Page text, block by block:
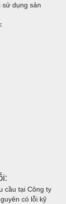
sử dụng sản
cầu tại Công ty
có lỗi kỹ